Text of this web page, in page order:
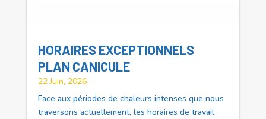
HORAIRES EXCEPTIONNELS
PLAN CANICULE
22 Juin, 2026
Face aux périodes de chaleurs intenses que nous
traversons actuellement, les horaires de travail